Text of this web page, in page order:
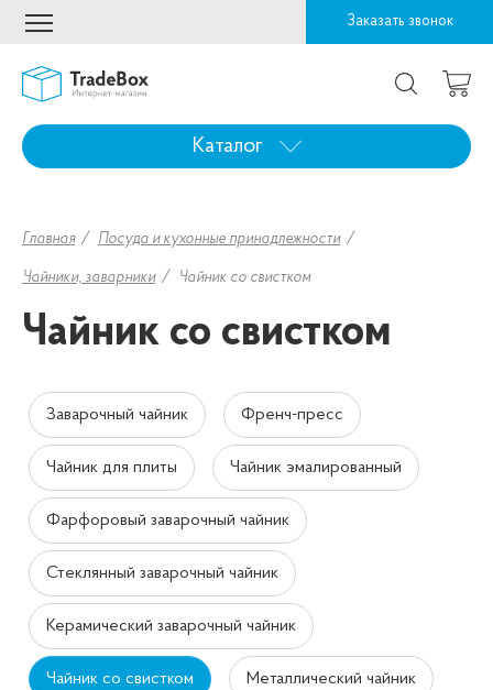
Заказать звонок
Каталог
Главная Посуда и кухонные принадлежности
Чайники, заварники Чайник со свистком
Чайник со свистком
Заварочный чайник Френч-пресс
Чайник для плиты Чайник эмалированный
Фарфоровый заварочный чайник
Стеклянный заварочный чайник
Керамический заварочный чайник
Чайник со свистком Металлический чайник